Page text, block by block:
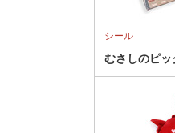
シール
むさしのピッ